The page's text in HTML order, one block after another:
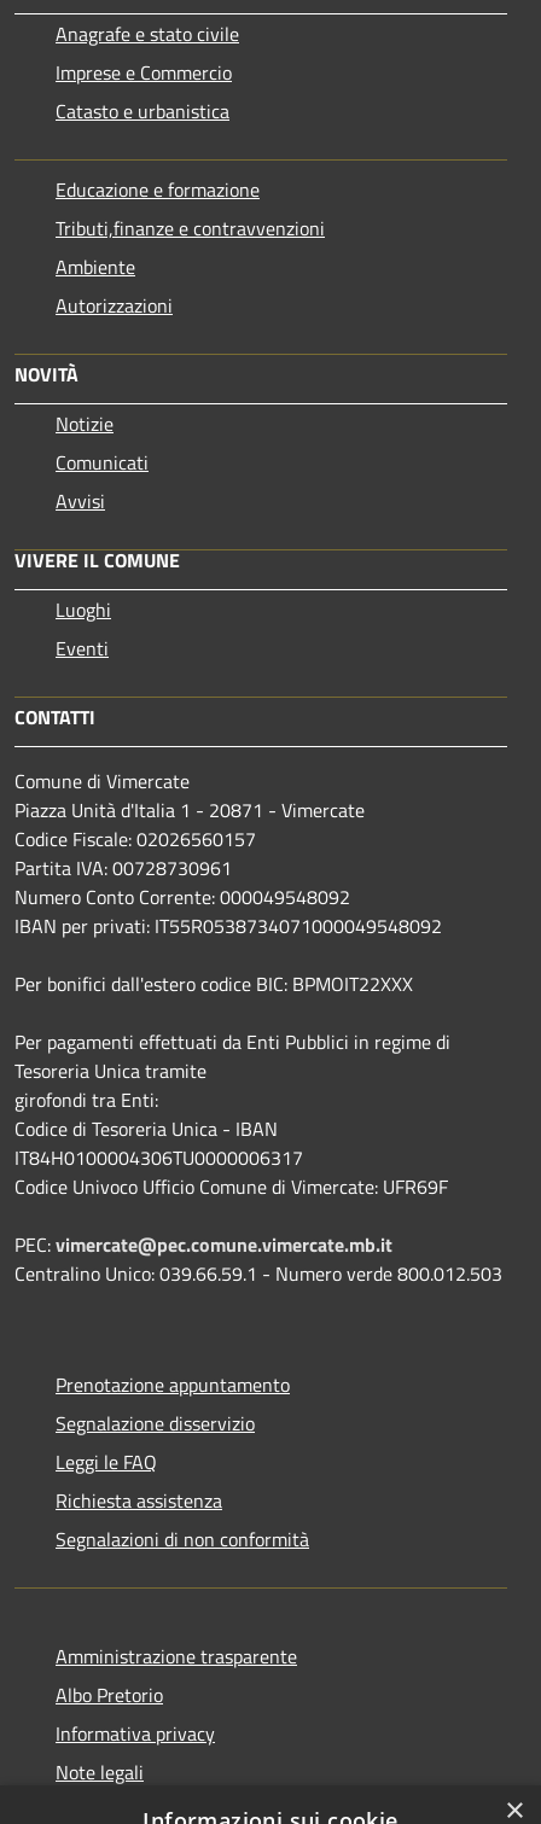
Anagrafe e stato civile
Imprese e Commercio
Catasto e urbanistica
Educazione e formazione
Tributi,finanze e contravvenzioni
Ambiente
Autorizzazioni
NOVITÀ
Notizie
Comunicati
Avvisi
VIVERE IL COMUNE
Luoghi
Eventi
CONTATTI
Comune di Vimercate
Piazza Unità d'Italia 1 - 20871 - Vimercate
Codice Fiscale: 02026560157
Partita IVA: 00728730961
Numero Conto Corrente: 000049548092
IBAN per privati: IT55R0538734071000049548092
Per bonifici dall'estero codice BIC: BPMOIT22XXX
Per pagamenti effettuati da Enti Pubblici in regime di
Tesoreria Unica tramite
girofondi tra Enti:
Codice di Tesoreria Unica - IBAN
IT84H0100004306TU0000006317
Codice Univoco Ufficio Comune di Vimercate: UFR69F
PEC:vimercate@pec.comune.vimercate.mb.it
Centralino Unico: 039.66.59.1 - Numero verde 800.012.503
Prenotazione appuntamento
Segnalazione disservizio
Leggi le FAQ
Richiesta assistenza
Segnalazioni di non conformità
Amministrazione trasparente
Albo Pretorio
Informativa privacy
Note legali
Dichiarazione di accessibilità
×